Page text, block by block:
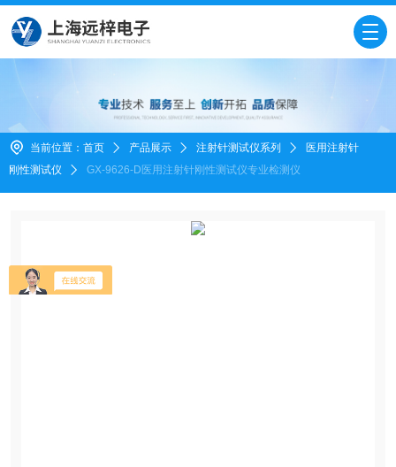
当前位置： 首页 产品展示 注射针测试仪系列
医用注射针
刚性测试仪
GX-9626-D医用注射针刚性测试仪专业检测仪